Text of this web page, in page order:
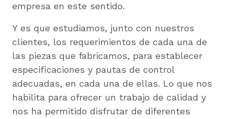
empresa en este sentido.
Y es que estudiamos, junto con nuestros
clientes, los requerimientos de cada una de
las piezas que fabricamos, para establecer
especificaciones y pautas de control
adecuadas, en cada una de ellas. Lo que nos
habilita para ofrecer un trabajo de calidad y
nos ha permitido disfrutar de diferentes